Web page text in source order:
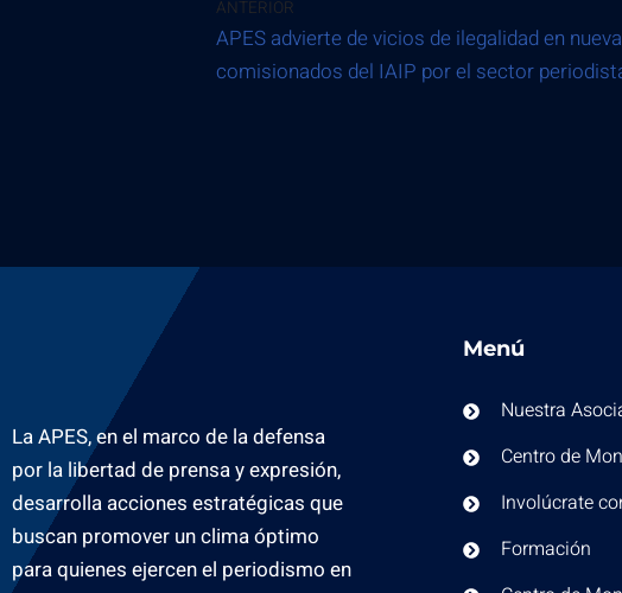
ANTERIOR
APES advierte de vicios de ilegalidad en
comisionados del IAIP por el sector
La APES, en el marco de la defensa
por la libertad de prensa y expresión,
desarrolla acciones estratégicas que
buscan promover un clima óptimo
para quienes ejercen el periodismo en
Menú
Nuestra
Centro de
Involúcrate
Formación